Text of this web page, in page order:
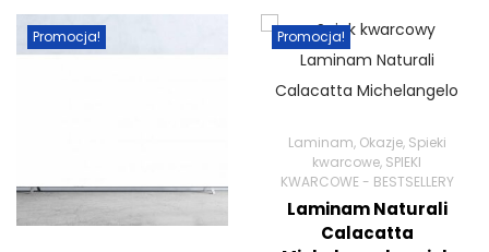
Promocja! Promocja!
Laminam, Okazje, Spieki
kwarcowe, SPIEKI
KWARCOWE - BESTSELLERY
Laminam Naturali
Calacatta